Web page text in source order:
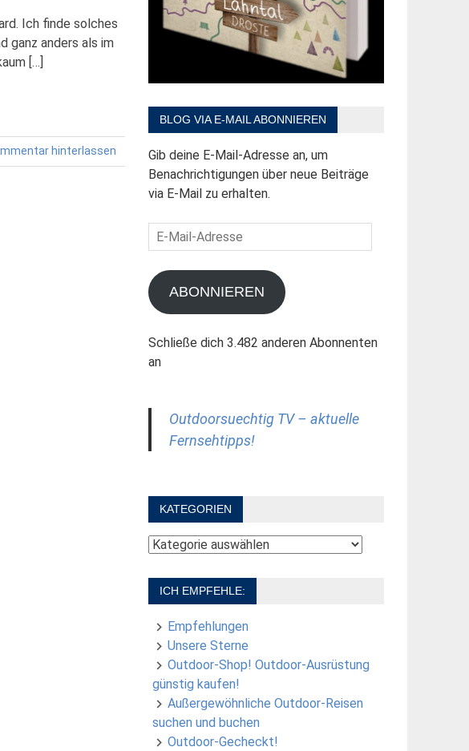
Ich finde solches
ganz anders als im
[…]
hinterlassen
BLOG VIA E-MAIL ABONNIEREN
Gib deine E-Mail-Adresse an, um
Benachrichtigungen über neue Beiträge
via E-Mail zu erhalten.
E-
Mail-
Adresse
ABONNIEREN
Schließe dich 3.482 anderen Abonnenten
an
Outdoorsuechtig TV – aktuelle
Fernsehtipps!
KATEGORIEN
Kategorien
ICH EMPFEHLE:
Empfehlungen
Unsere Sterne
Outdoor-Shop! Outdoor-Ausrüstung
günstig kaufen!
Außergewöhnliche Outdoor-Reisen
suchen und buchen
Outdoor-Gecheckt!